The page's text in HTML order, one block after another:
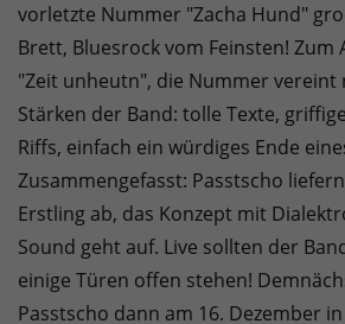
vorletzte Nummer "Zacha Hund"
Brett, Bluesrock vom Feinsten! Zum
"Zeit unheutn", die Nummer vereint
Stärken der Band: tolle Texte,
Riffs, einfach ein würdiges Ende
Zusammengefasst: Passtscho
Erstling ab, das Konzept mit
Sound geht auf. Live sollten der
einige Türen offen stehen!
Passtscho dann am 16. Dezember